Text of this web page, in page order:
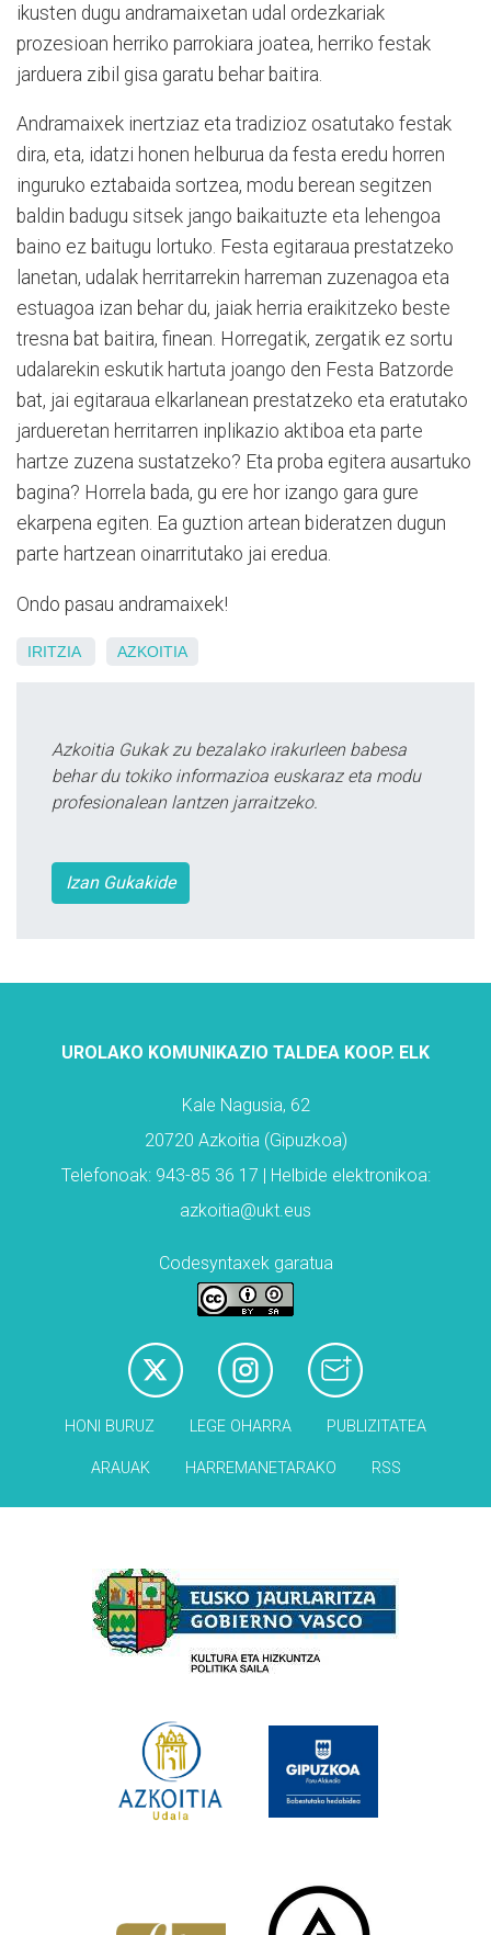
ikusten dugu andramaixetan udal ordezkariak
prozesioan herriko parrokiara joatea, herriko festak
jarduera zibil gisa garatu behar baitira.
Andramaixek inertziaz eta tradizioz osatutako festak
dira, eta, idatzi honen helburua da festa eredu horren
inguruko eztabaida sortzea, modu berean segitzen
baldin badugu sitsek jango baikaituzte eta lehengoa
baino ez baitugu lortuko. Festa egitaraua prestatzeko
lanetan, udalak herritarrekin harreman zuzenagoa eta
estuagoa izan behar du, jaiak herria eraikitzeko beste
tresna bat baitira, finean. Horregatik, zergatik ez sortu
udalarekin eskutik hartuta joango den Festa Batzorde
bat, jai egitaraua elkarlanean prestatzeko eta eratutako
jardueretan herritarren inplikazio aktiboa eta parte
hartze zuzena sustatzeko? Eta proba egitera ausartuko
bagina? Horrela bada, gu ere hor izango gara gure
ekarpena egiten. Ea guztion artean bideratzen dugun
parte hartzean oinarritutako jai eredua.
Ondo pasau andramaixek!
IRITZIA AZKOITIA
Azkoitia Gukak zu bezalako irakurleen babesa
behar du tokiko informazioa euskaraz eta modu
profesionalean lantzen jarraitzeko.
Izan Gukakide
UROLAKO KOMUNIKAZIO TALDEA KOOP. ELK
Kale Nagusia, 62
20720 Azkoitia (Gipuzkoa)
Telefonoak: 943-85 36 17 | Helbide elektronikoa:
azkoitia@ukt.eus
Codesyntaxek garatua
HONI BURUZ LEGE OHARRA PUBLIZITATEA
ARAUAK HARREMANETARAKO RSS